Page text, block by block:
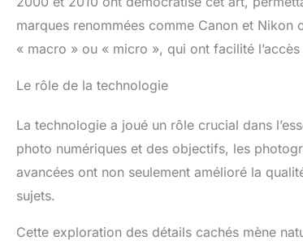
marques renommées comme Canon et
« macro » ou « micro », qui ont facilité
Le rôle de la technologie
La technologie a joué un rôle crucial dans
photo numériques et des objectifs, les
avancées ont non seulement amélioré la
sujets.
Cette exploration des détails cachés mène